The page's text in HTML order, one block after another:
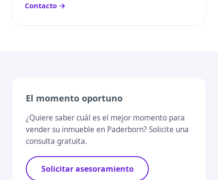
Contacto →
El momento oportuno
¿Quiere saber cuál es el mejor momento para
vender su inmueble en Paderborn? Solicite una
consulta gratuita.
Solicitar asesoramiento